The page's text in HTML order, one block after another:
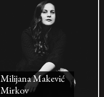
Milijana Makević
Mirkov